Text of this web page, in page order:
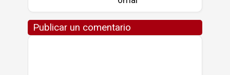
Publicar un comentario